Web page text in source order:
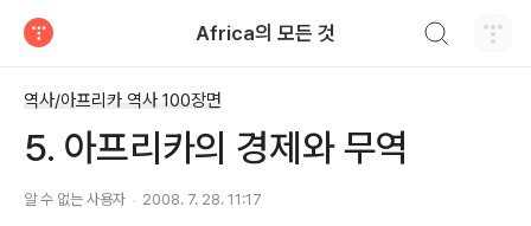
Africa의 모든 것
역사/아프리카 역사 100장면
5. 아프리카의 경제와 무역
알 수 없는 사용자 2008. 7. 28. 11:17